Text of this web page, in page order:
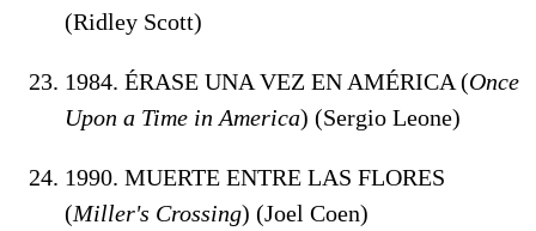
(Ridley Scott)
1984. ÉRASE UNA VEZ EN AMÉRICA (Once
Upon a Time in America) (Sergio Leone)
1990. MUERTE ENTRE LAS FLORES
(Miller's Crossing) (Joel Coen)